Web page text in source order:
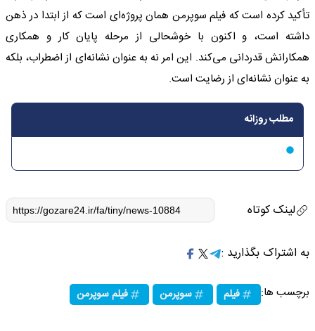
تأکید کرده است که فیلم سوپرمن همان پروژه‌ای است که از ابتدا در ذهن
داشته است، و اکنون با خوشحالی از مرحله پایان کار و همکاری
همکارانش قدردانی می‌کند. این امر نه به عنوان نشانه‌ای از اضطراب، بلکه
به عنوان نشانه‌ای از رضایت است.
مطلب روزانه
لینک کوتاه
به اشتراک بگذارید :
برچسب ها: فیلم سوپرمن فیلم سوپرمن